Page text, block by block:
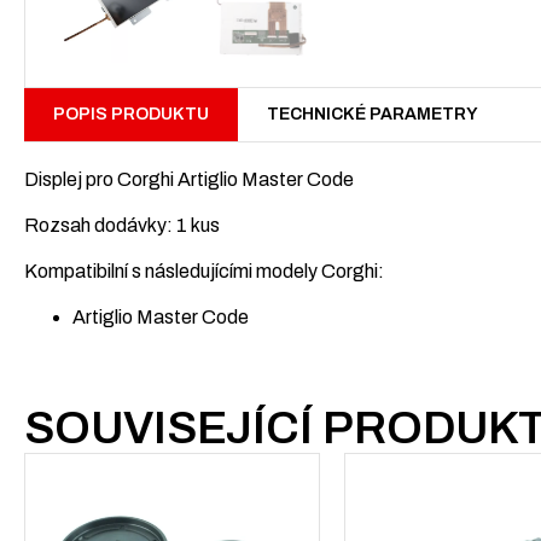
POPIS PRODUKTU TECHNICKÉ PARAMETRY
Displej pro Corghi Artiglio Master Code
Rozsah dodávky: 1 kus
Kompatibilní s následujícími modely Corghi:
Artiglio Master Code
SOUVISEJÍCÍ